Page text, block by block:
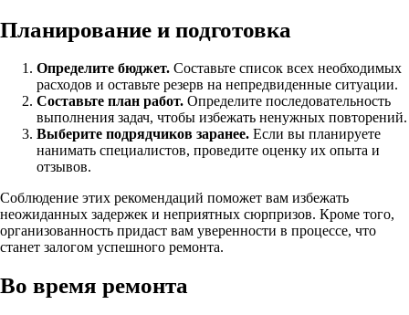
Планирование и подготовка
Определите бюджет. Составьте список всех необходимых
расходов и оставьте резерв на непредвиденные ситуации.
Составьте план работ. Определите последовательность
выполнения задач, чтобы избежать ненужных повторений.
Выберите подрядчиков заранее. Если вы планируете
нанимать специалистов, проведите оценку их опыта и
отзывов.
Соблюдение этих рекомендаций поможет вам избежать
неожиданных задержек и неприятных сюрпризов. Кроме того,
организованность придаст вам уверенности в процессе, что
станет залогом успешного ремонта.
Во время ремонта